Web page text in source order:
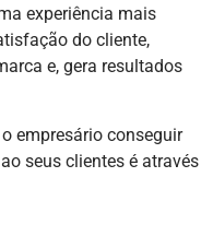
experiência mais
do cliente,
e, gera resultados
empresário conseguir
seus clientes é através